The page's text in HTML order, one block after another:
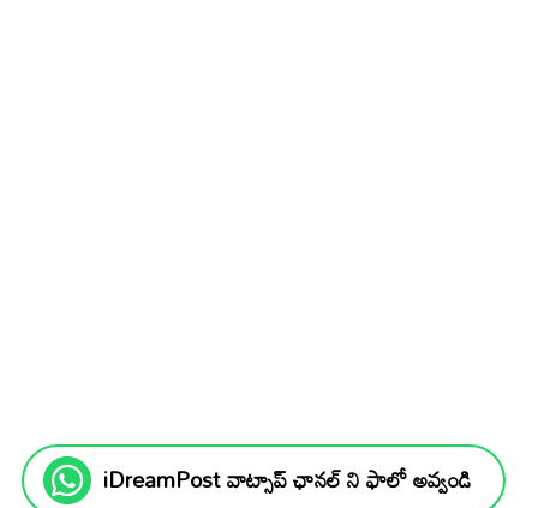
iDreamPost వాట్సాప్ ఛానల్ ని ఫాలో అవ్వండి